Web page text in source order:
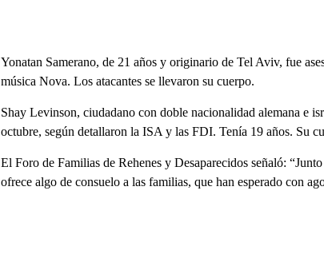
Yonatan Samerano, de 21 años y originario de Tel Aviv, fue
música Nova. Los atacantes se llevaron su cuerpo.
Shay Levinson, ciudadano con doble nacionalidad alemana e
octubre, según detallaron la ISA y las FDI. Tenía 19 años. Su
El Foro de Familias de Rehenes y Desaparecidos señaló:
ofrece algo de consuelo a las familias, que han esperado con